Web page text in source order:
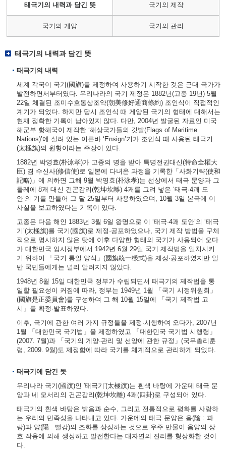
태극기의 내력과 담긴 뜻 국기의 제작
국기의 게양 국기의 관리
태극기의 내력과 담긴 뜻
태극기의 내력
세계 각국이 국기(國旗)를 제정하여 사용하기 시작한 것은 근대 국가가
발전하면서부터였다. 우리나라의 국기 제정은 1882년(고종 19년) 5월
22일 체결된 조미수호통상조약(朝美修好通商條約) 조인식이 직접적인
계기가 되었다. 하지만 당시 조인식 때 게양된 국기의 형태에 대해서는
현재 정확한 기록이 남아있지 않다. 다만, 2004년 발굴된 자료인 미국
해군부 항해국이 제작한 ‘해상국가들의 깃발(Flags of Maritime
Nations)’에 실려 있는 이른바 ‘Ensign’기가 조인식 때 사용된 태극기
(太極旗)의 원형이라는 주장이 있다.
1882년 박영효(朴泳孝)가 고종의 명을 받아 특명전권대신(特命全權大
臣) 겸 수신사(修信使)로 일본에 다녀온 과정을 기록한「사화기략(使和
記略)」에 의하면 그해 9월 박영효(朴泳孝)는 선상에서 태극 문양과 그
둘레에 8괘 대신 건곤감리(乾坤坎離) 4괘를 그려 넣은 ‘태극·4괘 도
안’의 기를 만들어 그 달 25일부터 사용하였으며, 10월 3일 본국에 이
사실을 보고하였다는 기록이 있다.
고종은 다음 해인 1883년 3월 6일 왕명으로 이 ‘태극·4괘 도안’의 ‘태극
기’(太極旗)를 국기(國旗)로 제정·공포하였으나, 국기 제작 방법을 구체
적으로 명시하지 않은 탓에 이후 다양한 형태의 국기가 사용되어 오다
가 대한민국 임시정부에서 1942년 6월 29일 국기 제작법을 일치시키
기 위하여 「국기 통일 양식」(國旗統一樣式)을 제정·공포하였지만 일
반 국민들에게는 널리 알려지지 않았다.
1948년 8월 15일 대한민국 정부가 수립되면서 태극기의 제작법을 통
일할 필요성이 커짐에 따라, 정부는 1949년 1월 「국기 시정위원회」
(國旗是正委員會)를 구성하여 그 해 10월 15일에 「국기 제작법 고
시」를 확정·발표하였다.
이후, 국기에 관한 여러 가지 규정들을 제정·시행하여 오다가, 2007년
1월 「대한민국 국기법」을 제정하였고 「대한민국 국기법 시행령」
(2007. 7월)과 「국기의 게양·관리 및 선양에 관한 규정」(국무총리훈
령, 2009. 9월)도 제정함에 따라 국기를 체계적으로 관리하게 되었다.
태극기에 담긴 뜻
우리나라 국기(國旗)인 '태극기'(太極旗)는 흰색 바탕에 가운데 태극 문
양과 네 모서리의 건곤감리(乾坤坎離) 4괘(四卦)로 구성되어 있다.
태극기의 흰색 바탕은 밝음과 순수, 그리고 전통적으로 평화를 사랑하
는 우리의 민족성을 나타내고 있다. 가운데의 태극 문양은 음(陰 : 파
랑)과 양(陽 : 빨강)의 조화를 상징하는 것으로 우주 만물이 음양의 상
호 작용에 의해 생성하고 발전한다는 대자연의 진리를 형상화한 것이
다.